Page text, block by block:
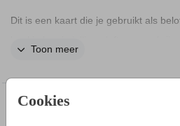
Cookies
Dit is een kaart die je gebruikt als
eenvoudig de naam en datum aan.
Toon meer
IN DEZELFDE STIJL